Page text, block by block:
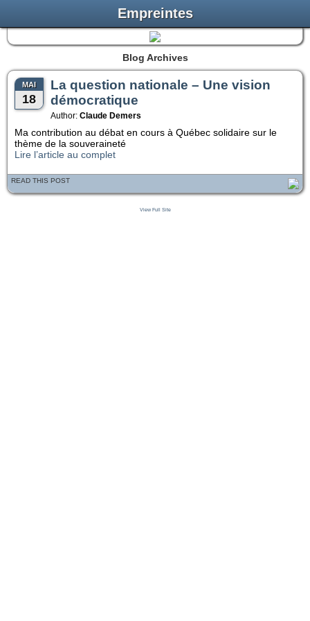
Empreintes
Blog Archives
MAI
18
La question nationale – Une vision
démocratique
Author: Claude Demers
Ma contribution au débat en cours à Québec solidaire sur le
thème de la souveraineté
Lire l’article au complet
READ THIS POST
View Full Site